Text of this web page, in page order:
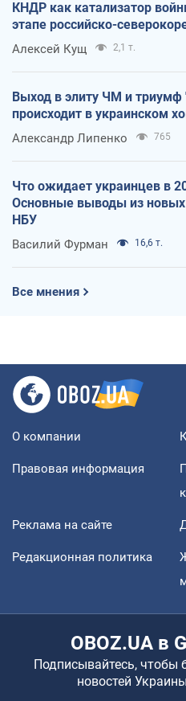
КНДР как катализатор
этапе российско-
Алексей Кущ 2,1 т.
Выход в элиту ЧМ и триумф
происходит в украинском
Александр Липенко 765
Что ожидает украинцев в
Основные выводы из новых
НБУ
Василий Фурман 16,6 т.
Все мнения
О компании
Правовая информация
Реклама на сайте
Редакционная политика
OBOZ.UA в
Подписывайтесь, чтобы
новостей